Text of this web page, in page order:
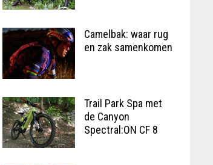
Camelbak: waar rug
en zak samenkomen
Trail Park Spa met
de Canyon
Spectral:ON CF 8